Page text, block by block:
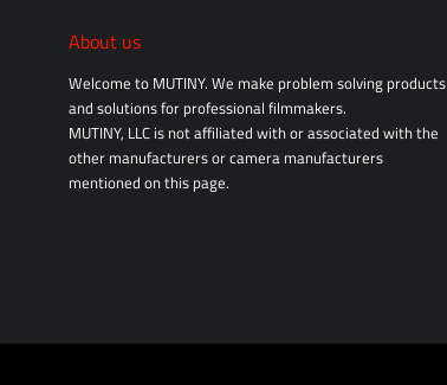
About us
Welcome to MUTINY. We make problem solving products
and solutions for professional filmmakers.
MUTINY, LLC is not affiliated with or associated with the
other manufacturers or camera manufacturers
mentioned on this page.